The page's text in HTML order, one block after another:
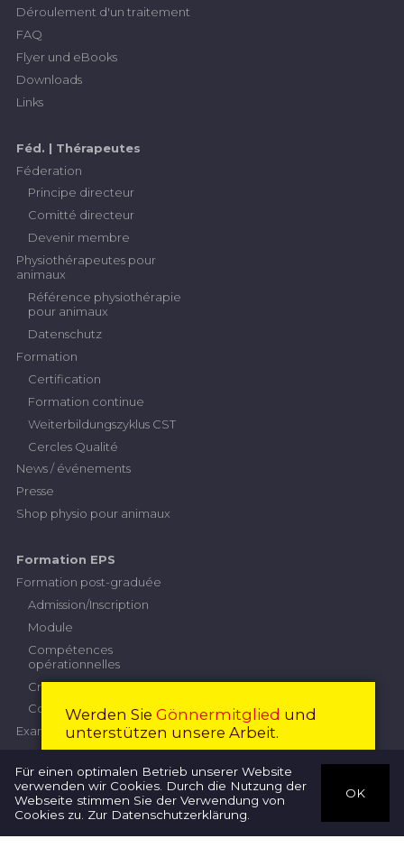
Thérapeutes
Déroulement d'un traitement
FAQ
Flyer und eBooks
Downloads
Links
Féd. | Thérapeutes
Féderation
Principe directeur
Comitté directeur
Devenir membre
Physiothérapeutes pour
animaux
Référence physiothérapie
pour animaux
Datenschutz
Formation
Certification
Formation continue
Weiterbildungszyklus CST
Cercles Qualité
News / événements
Presse
Shop physio pour animaux
Formation EPS
Formation post-graduée
Admission/Inscription
Module
Compétences
opérationnelles
Critères de performance
Contribution
Examen professionnel supérieur
Commission d'examen
Inscription
Règlement concernant
l’examen
Directives
Werden Sie Gönnermitglied und
unterstützen unsere Arbeit.
Devenir membre Fermer
Für einen optimalen Betrieb unserer Website
verwenden wir Cookies. Durch die Nutzung der
Webseite stimmen Sie der Verwendung von
Cookies zu. Zur Datenschutzerklärung
OK